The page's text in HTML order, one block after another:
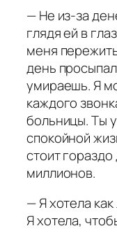
— Не из-за
глядя ей в
меня
день
умираешь. Я
каждого
больницы. Ты
спокойной
стоит
миллионов.
— Я хотела
Я хотела,